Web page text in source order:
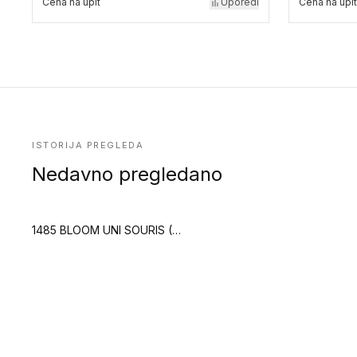
ISTORIJA PREGLEDA
Nedavno pregledano
1485 BLOOM UNI SOURIS (Creation 70 Zen)